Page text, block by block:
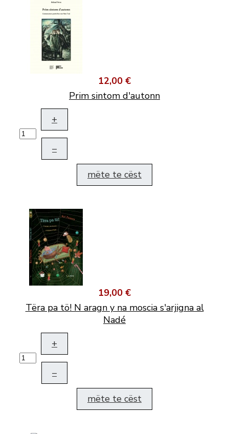
12,00 €
Prim sintom d'autonn
+
–
mëte te cëst
19,00 €
Tëra pa tö! N aragn y na moscia s'arjigna al
Nadé
+
–
mëte te cëst